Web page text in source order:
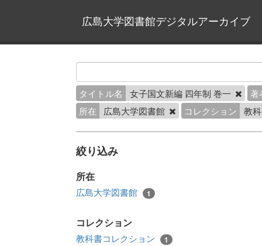
広島大学図書館デジタルアーカイブ
タイトル名 女子国文新編 四年制 巻一
著
所在
広島大学図書館 コレクション 教
絞り込み
所在
広島大学図書館 1
コレクション
教科書コレクション 1